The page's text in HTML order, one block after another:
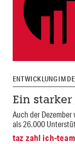
ENTWICKLUNG IM
Ein starker
Auch der
als 26.000
taz zahl ich-team